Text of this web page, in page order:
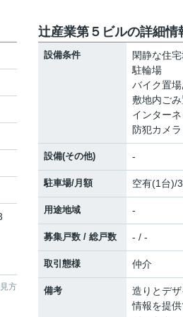
方
辻産業第５ビルの詳細情
設備条件
閑静な住
駐輪場
バイク置場
敷地内ご
インター
防犯カメラ
設備(その他) -
駐車場/月額 空有(1台)/
用途地域 -
募集戸数 / 総戸数 - / -
取引態様 仲介
備考
造りとデ
情報を提